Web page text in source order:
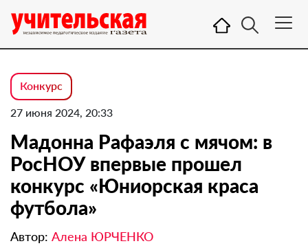
Конкурс
27 июня 2024, 20:33
Мадонна Рафаэля с мячом: в
РосНОУ впервые прошел
конкурс «Юниорская краса
футбола»
Автор: Алена ЮРЧЕНКО